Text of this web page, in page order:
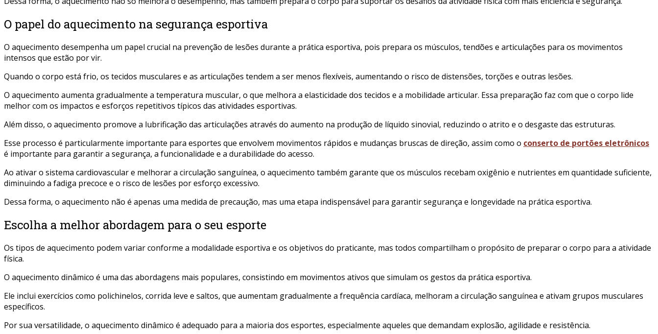
O papel do aquecimento na segurança esportiva
O aquecimento desempenha um papel crucial na prevenção de lesões durante a prática esportiva, pois prepara os músculos, tendões e articulações para os movimentos
intensos que estão por vir.
Quando o corpo está frio, os tecidos musculares e as articulações tendem a ser menos flexíveis, aumentando o risco de distensões, torções e outras lesões.
O aquecimento aumenta gradualmente a temperatura muscular, o que melhora a elasticidade dos tecidos e a mobilidade articular. Essa preparação faz com que o corpo lide
melhor com os impactos e esforços repetitivos típicos das atividades esportivas.
Além disso, o aquecimento promove a lubrificação das articulações através do aumento na produção de líquido sinovial, reduzindo o atrito e o desgaste das estruturas.
Esse processo é particularmente importante para esportes que envolvem movimentos rápidos e mudanças bruscas de direção, assim como o conserto de portões eletrônicos
é importante para garantir a segurança, a funcionalidade e a durabilidade do acesso.
Ao ativar o sistema cardiovascular e melhorar a circulação sanguínea, o aquecimento também garante que os músculos recebam oxigênio e nutrientes em quantidade suficiente,
diminuindo a fadiga precoce e o risco de lesões por esforço excessivo.
Dessa forma, o aquecimento não é apenas uma medida de precaução, mas uma etapa indispensável para garantir segurança e longevidade na prática esportiva.
Escolha a melhor abordagem para o seu esporte
Os tipos de aquecimento podem variar conforme a modalidade esportiva e os objetivos do praticante, mas todos compartilham o propósito de preparar o corpo para a atividade
física.
O aquecimento dinâmico é uma das abordagens mais populares, consistindo em movimentos ativos que simulam os gestos da prática esportiva.
Ele inclui exercícios como polichinelos, corrida leve e saltos, que aumentam gradualmente a frequência cardíaca, melhoram a circulação sanguínea e ativam grupos musculares
específicos.
Por sua versatilidade, o aquecimento dinâmico é adequado para a maioria dos esportes, especialmente aqueles que demandam explosão, agilidade e resistência.